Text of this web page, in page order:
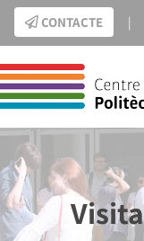
Skip
content
CONTACTE |